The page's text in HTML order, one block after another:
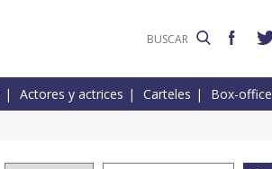
Actores y actrices Carteles Box-office